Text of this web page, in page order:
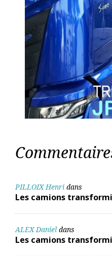
PILLOIX Henri dans
Les camions
ALEX Daniel dans
Les camions